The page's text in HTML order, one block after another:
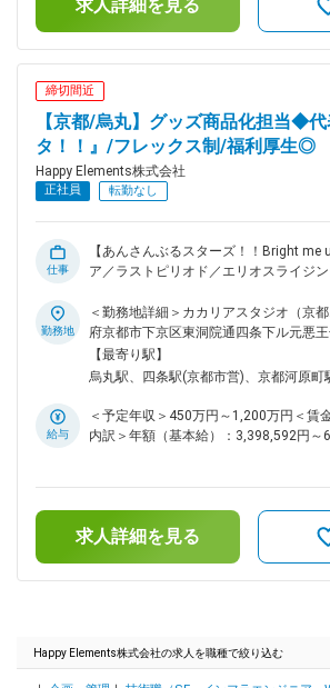
導けるよう、代理店マネジメントが求められ
43.7%・プランナーが32.8%・その他開
フィスが5.1%となっています。年齢・
キャリアアップを目指していただける環
（部門や部門内のセクションの統括を行
37.5歳、最年少では25歳のリーダー職
業を行うことにフォーカスする『クリエ
とし、働く場所はオフィスでもリモート
す。打合せや会議なども、金曜日には
ク許可制度があり、無理をせずゆっく
大前提として、自宅での業務実施には
できます。また、復職サポートにより
育てをしながら時短で働くママ、パパの
があります。働きやすい環境を日々追
は7.85%です。 ※その他ユニークな福利厚
上、当社規定により決定します。■昇級
ブ：会社業績に応じて年1回支給します
給(月額)は固定手当を含めた表記です。
求人詳細を見る
締切間近
【京都/烏丸】グッズ商品化担当◆
タ！！』/フレックス制/福利厚生◎
Happy Elements株式会社
正社員 転勤なし
仕事
【あんさんぶるスターズ！！Bright me
ア／ラストピリオド／エリオスライジ
ぶるスターズ！！Bright me up!!』を中
Elementsグループのグッズ企画をご担当
務内容： ・公式グッズやライブグッズ
ントへの出展 ■雇用形態補足： ・契約社員採用の可能性有
（業務習熟度等により） ・更新上限：
4年 ■抜群の働きやすさ： 毎週金曜日は、各人が集中して作業
打合せや会議なども、金曜日には極力
す。体調不良時における月1回を上限と
可制度があり、女性特有の体調不良の際
た、復職サポートにより同社の育休取
43.7%・プランナーが32.8%・その他開
フィスが5.1%となっています。年齢・
勤務地
＜勤務地詳細＞カカリアスタジオ（京
府京都市下京区東洞院通四条下ル元悪
四条烏丸ビル EAST4階勤務地最寄駅：
動喫煙対策：屋内全面禁煙変更の範囲：
【最寄り駅】
烏丸駅、四条駅(京都市営)、京都河原町
給与
＜予定年収＞450万円～1,200万円＜賃
内訳＞年額（基本給）：3,398,592円～
有無＞有＜残業手当＞有＜給与補足＞
上、当社規定により決定します。■昇級
ブ：会社業績に応じて年1回支給します
求人詳細を見る
Happy Elements株式会社の求人を職種で絞り込む